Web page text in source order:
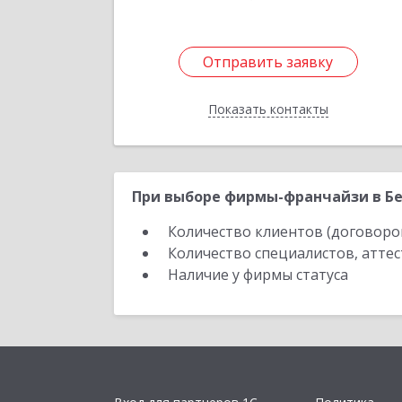
Отправить заявку
Показать контакты
Отправить заявку
Назад
При выборе фирмы-франчайзи в
Количество клиентов
Количество специалистов,
Наличие у фирмы статуса